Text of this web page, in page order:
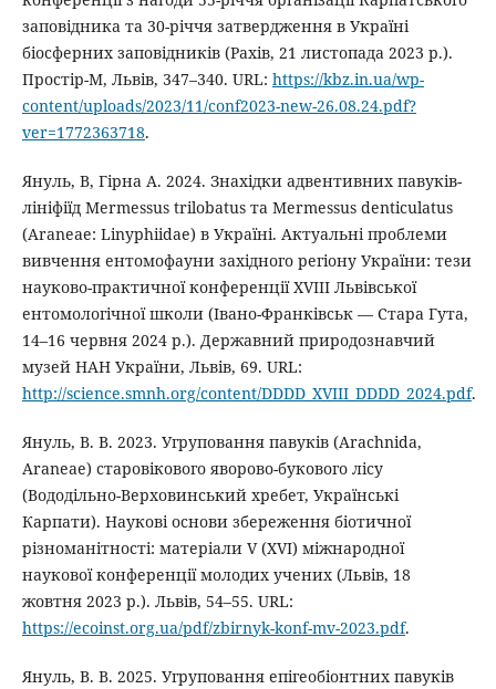
заповідника та 30-річчя затвердження в Україні
біосферних заповідників (Рахів, 21 листопада 2023 р.).
Простір-М, Львів, 347–340. URL: https://kbz.in.ua/wp-
content/uploads/2023/11/conf2023-new-26.08.24.pdf?
ver=1772363718.
Януль, В, Гірна А. 2024. Знахідки адвентивних павуків-
лініфіїд Mermessus trilobatus та Mermessus denticulatus
(Araneae: Linyphiidae) в Україні. Актуальні проблеми
вивчення ентомофауни західного регіону України: тези
науково-практичної конференції XVIІІ Львівської
ентомологічної школи (Івано-Франківськ — Стара Гута,
14–16 червня 2024 р.). Державний природознавчий
музей НАН України, Львів, 69. URL:
http://science.smnh.org/content/DDDD_XVIII_DDDD_2024.pdf.
Януль, В. В. 2023. Угруповання павуків (Arachnida,
Araneae) старовікового яворово-букового лісу
(Вододільно-Верховинський хребет, Українські
Карпати). Наукові основи збереження біотичної
різноманітності: матеріали V (XVI) міжнародної
наукової конференції молодих учених (Львів, 18
жовтня 2023 р.). Львів, 54–55. URL:
https://ecoinst.org.ua/pdf/zbirnyk-konf-mv-2023.pdf.
Януль, В. В. 2025. Угруповання епігеобіонтних павуків